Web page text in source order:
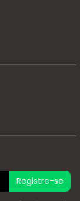
Registre-se